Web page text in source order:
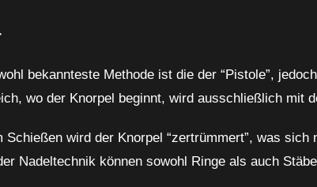
bekannteste Methode ist die der “Pistole”,
wo der Knorpel beginnt, wird ausschließlich mit
Schießen wird der Knorpel “zertrümmert”, was
Nadeltechnik können sowohl Ringe als auch